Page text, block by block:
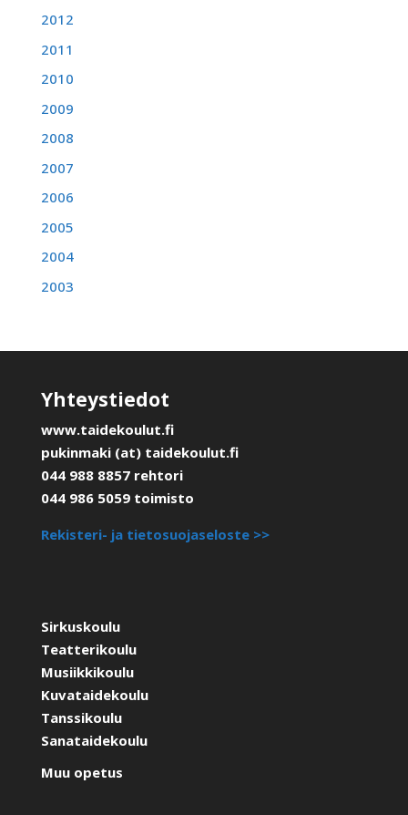
2012
2011
2010
2009
2008
2007
2006
2005
2004
2003
Yhteystiedot
www.taidekoulut.fi
pukinmaki (at) taidekoulut.fi
044 988 8857 rehtori
044 986 5059 toimisto
Rekisteri- ja tietosuojaseloste >>
Sirkuskoulu
Teatterikoulu
Musiikkikoulu
Kuvataidekoulu
Tanssikoulu
Sanataidekoulu
Muu opetus